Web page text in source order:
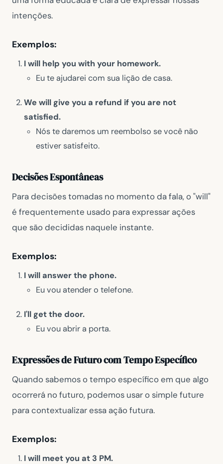
intenções.
Exemplos:
I will help you with your homework.
Eu te ajudarei com sua lição de casa.
We will give you a refund if you are not
satisfied.
Nós te daremos um reembolso se você não
estiver satisfeito.
Decisões Espontâneas
Para decisões tomadas no momento da fala, o "will"
é frequentemente usado para expressar ações
que são decididas naquele instante.
Exemplos:
I will answer the phone.
Eu vou atender o telefone.
I'll get the door.
Eu vou abrir a porta.
Expressões de Futuro com Tempo Específico
Quando sabemos o tempo específico em que algo
ocorrerá no futuro, podemos usar o simple future
para contextualizar essa ação futura.
Exemplos:
I will meet you at 3 PM.